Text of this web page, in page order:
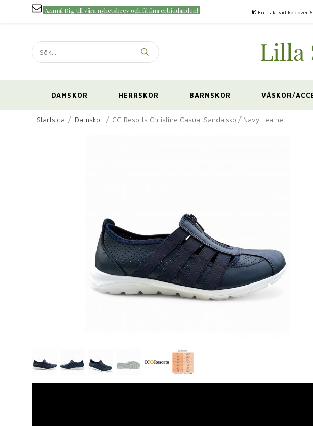
Anmäl Dig till våra nyhetsbrev och få fina erbjudanden! Fri frakt vid köp över
DAMSKOR HERRSKOR BARNSKOR VÄSKOR/
Startsida / Damskor / CC Resorts Christine Casual Sandalsko / Navy Leather